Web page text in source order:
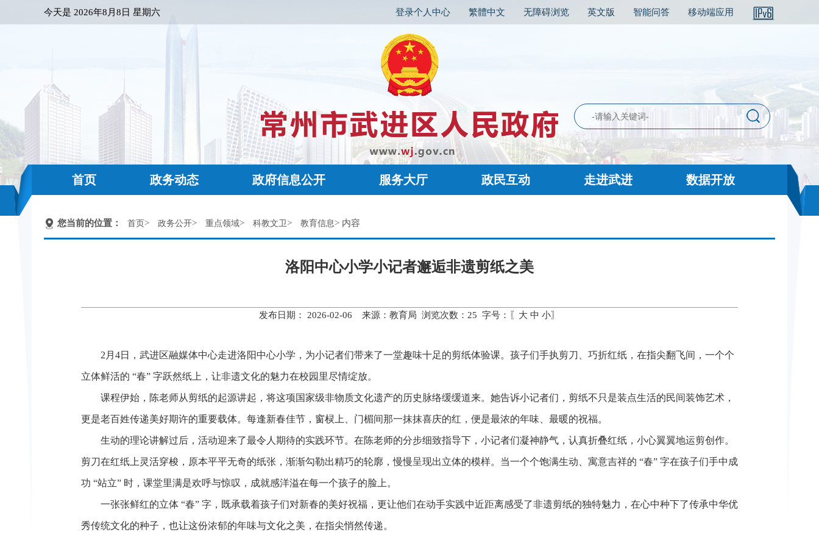
今天是 2026年8月8日 星期六 登录个人中心 繁體中文 无障碍浏览 英文版 智能问答 移动端应用
首页 政务动态 政府信息公开 服务大厅 政民互动 走进武进 数据开放
您当前的位置： 首页> 政务公开> 重点领域> 科教文卫> 教育信息> 内容
洛阳中心小学小记者邂逅非遗剪纸之美
发布日期： 2026-02-06 来源：教育局 浏览次数： 25 字号：〖 大 中 小〗
2月4日，武进区融媒体中心走进洛阳中心小学，为小记者们带来了一堂趣味十足的剪纸体验课。孩子们手执剪刀、巧折红纸，在指尖翻飞间，一个个
立体鲜活的 “春” 字跃然纸上，让非遗文化的魅力在校园里尽情绽放。
课程伊始，陈老师从剪纸的起源讲起，将这项国家级非物质文化遗产的历史脉络缓缓道来。她告诉小记者们，剪纸不只是装点生活的民间装饰艺术，
更是老百姓传递美好期许的重要载体。每逢新春佳节，窗棂上、门楣间那一抹抹喜庆的红，便是最浓的年味、最暖的祝福。
生动的理论讲解过后，活动迎来了最令人期待的实践环节。在陈老师的分步细致指导下，小记者们凝神静气，认真折叠红纸，小心翼翼地运剪创作。
剪刀在红纸上灵活穿梭，原本平平无奇的纸张，渐渐勾勒出精巧的轮廓，慢慢呈现出立体的模样。当一个个饱满生动、寓意吉祥的 “春” 字在孩子们手中成
功 “站立” 时，课堂里满是欢呼与惊叹，成就感洋溢在每一个孩子的脸上。
一张张鲜红的立体 “春” 字，既承载着孩子们对新春的美好祝福，更让他们在动手实践中近距离感受了非遗剪纸的独特魅力，在心中种下了传承中华优
秀传统文化的种子，也让这份浓郁的年味与文化之美，在指尖悄然传递。